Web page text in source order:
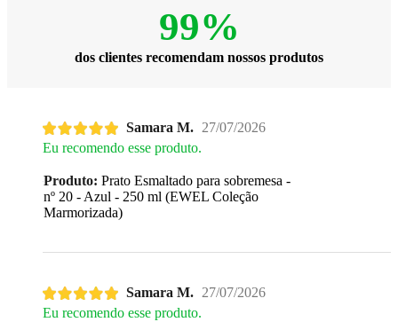
99%
dos clientes recomendam nossos produtos
Samara M. 27/07/2026
Eu recomendo esse produto.
Produto: Prato Esmaltado para sobremesa -
nº 20 - Azul - 250 ml (EWEL Coleção
Marmorizada)
Samara M. 27/07/2026
Eu recomendo esse produto.